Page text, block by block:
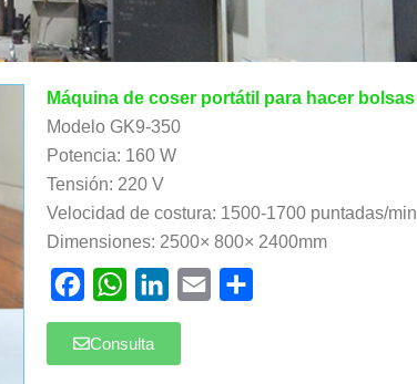
Máquina de coser portátil para hacer bolsas
Modelo GK9-350
Potencia: 160 W
Tensión: 220 V
Velocidad de costura: 1500-1700 puntadas/min
Dimensiones: 2500× 800× 2400mm
FacebookWhatsAppLinkedIn
Email
Consulta